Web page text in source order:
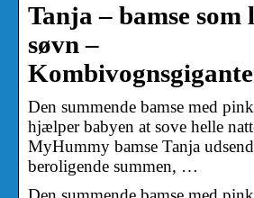
Tanja – bamse som
søvn –
Den summende bamse med
hjælper babyen at sove helle
MyHummy bamse Tanja
beroligende summen, …